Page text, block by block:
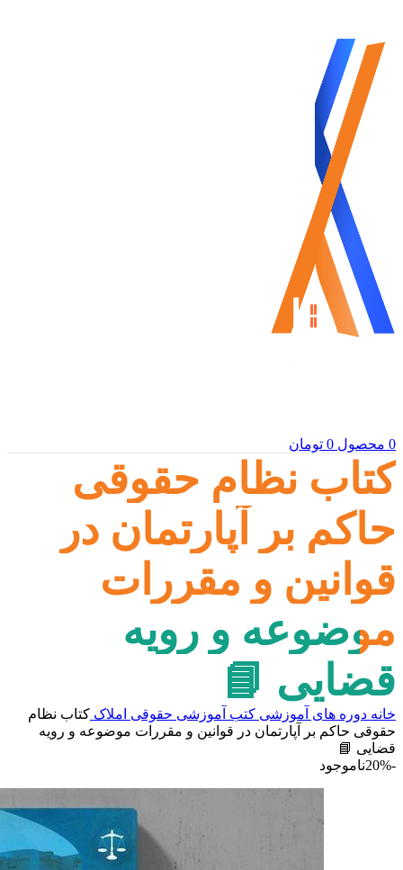
0 محصول 0 تومان
کتاب نظام حقوقی
حاکم بر آپارتمان در
قوانین و مقررات
موضوعه و رویه
قضایی 📘
خانه دوره های آموزشی کتب آموزشی حقوقی املاک کتاب نظام
حقوقی حاکم بر آپارتمان در قوانین و مقررات موضوعه و رویه
قضایی 📘
-20%
ناموجود